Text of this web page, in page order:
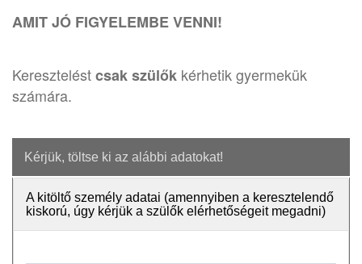
AMIT JÓ FIGYELEMBE VENNI!
Kereszteléstcsak szülők kérhetik gyermekük
számára.
Kérjük, töltse ki az alábbi adatokat!
A kitöltő személy adatai (amennyiben a keresztelendő
kiskorú, úgy kérjük a szülők elérhetőségeit megadni)